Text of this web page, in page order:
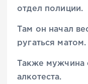
отдел полиции.
Там он начал
ругаться матом.
Также мужчина
алкотеста.